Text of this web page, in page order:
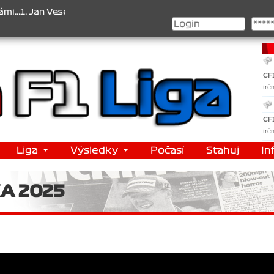
Jan Veselý , 2. Jan Nováček , 3. Jakub Chmelík , Pohár
Liga Výsledky Počasí Stahuj
2025